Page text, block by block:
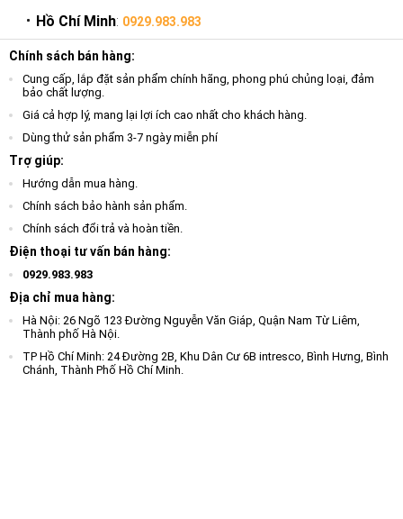
Hồ Chí Minh: 0929.983.983
Chính sách bán hàng:
Cung cấp, lắp đặt sản phẩm chính hãng, phong phú chủng loại, đảm
bảo chất lượng.
Giá cả hợp lý, mang lại lợi ích cao nhất cho khách hàng.
Dùng thử sản phẩm 3-7 ngày miễn phí
Trợ giúp:
Hướng dẫn mua hàng.
Chính sách bảo hành sản phẩm.
Chính sách đổi trả và hoàn tiền.
Điện thoại tư vấn bán hàng:
0929.983.983
Địa chỉ mua hàng:
Hà Nội: 26 Ngõ 123 Đường Nguyễn Văn Giáp, Quận Nam Từ Liêm,
Thành phố Hà Nội.
TP Hồ Chí Minh: 24 Đường 2B, Khu Dân Cư 6B intresco, Bình Hưng, Bình
Chánh, Thành Phố Hồ Chí Minh.